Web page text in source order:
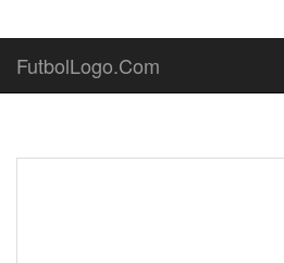
FutbolLogo.Com